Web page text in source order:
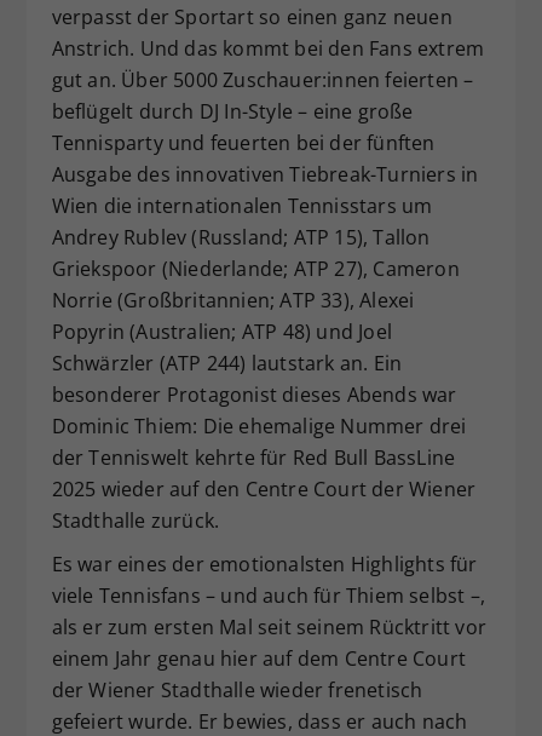
verpasst der Sportart so einen ganz neuen
Anstrich. Und das kommt bei den Fans extrem
gut an. Über 5000 Zuschauer:innen feierten –
beflügelt durch DJ In-Style – eine große
Tennisparty und feuerten bei der fünften
Ausgabe des innovativen Tiebreak-Turniers in
Wien die internationalen Tennisstars um
Andrey Rublev (Russland; ATP 15), Tallon
Griekspoor (Niederlande; ATP 27), Cameron
Norrie (Großbritannien; ATP 33), Alexei
Popyrin (Australien; ATP 48) und Joel
Schwärzler (ATP 244) lautstark an. Ein
besonderer Protagonist dieses Abends war
Dominic Thiem: Die ehemalige Nummer drei
der Tenniswelt kehrte für Red Bull BassLine
2025 wieder auf den Centre Court der Wiener
Stadthalle zurück.
Es war eines der emotionalsten Highlights für
viele Tennisfans – und auch für Thiem selbst –,
als er zum ersten Mal seit seinem Rücktritt vor
einem Jahr genau hier auf dem Centre Court
der Wiener Stadthalle wieder frenetisch
gefeiert wurde. Er bewies, dass er auch nach